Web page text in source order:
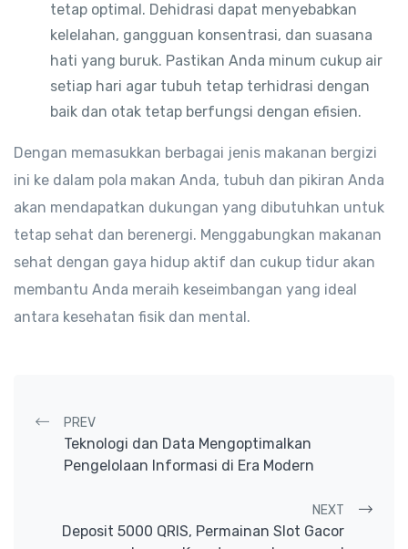
tetap optimal. Dehidrasi dapat menyebabkan
kelelahan, gangguan konsentrasi, dan suasana
hati yang buruk. Pastikan Anda minum cukup air
setiap hari agar tubuh tetap terhidrasi dengan
baik dan otak tetap berfungsi dengan efisien.
Dengan memasukkan berbagai jenis makanan bergizi
ini ke dalam pola makan Anda, tubuh dan pikiran Anda
akan mendapatkan dukungan yang dibutuhkan untuk
tetap sehat dan berenergi. Menggabungkan makanan
sehat dengan gaya hidup aktif dan cukup tidur akan
membantu Anda meraih keseimbangan yang ideal
antara kesehatan fisik dan mental.
Post navigation
PREV
Teknologi dan Data Mengoptimalkan
Pengelolaan Informasi di Era Modern
NEXT
Deposit 5000 QRIS, Permainan Slot Gacor